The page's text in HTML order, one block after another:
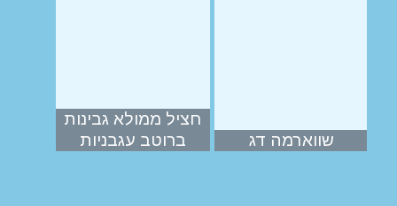
שווארמה דג
חציל ממולא גבינות
ברוטב עגבניות